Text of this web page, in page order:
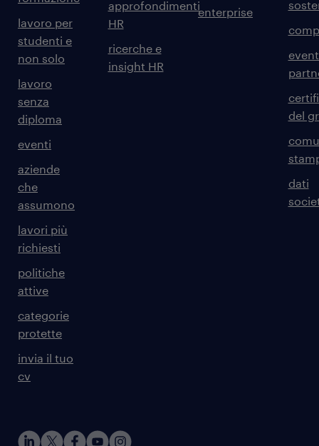
lavoro per
studenti e
non solo
lavoro
senza
diploma
eventi
aziende
che
assumono
lavori più
richiesti
politiche
attive
categorie
protette
invia il tuo
cv
approfondimenti
HR
ricerche e
insight HR
enterprise
del
dati